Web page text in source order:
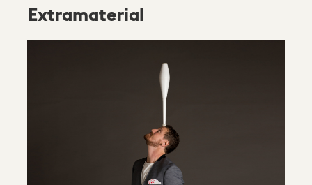
Extramaterial